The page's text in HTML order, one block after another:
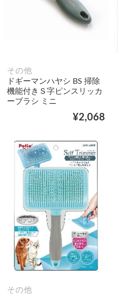
その他
ドギーマンハヤシ BS 掃除
機能付きＳ字ピンスリッカ
ーブラシ ミニ
¥2,068
その他